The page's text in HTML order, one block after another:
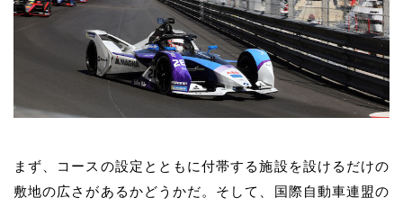
まず、コースの設定とともに付帯する施設を設けるだけの
敷地の広さがあるかどうかだ。そして、国際自動車連盟の